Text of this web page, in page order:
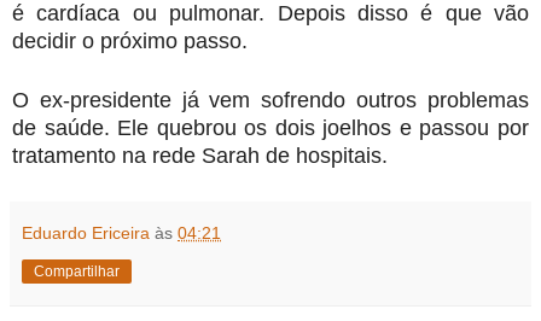
é cardíaca ou pulmonar. Depois disso é que vão
decidir o próximo passo.
O ex-presidente já vem sofrendo outros problemas
de saúde. Ele quebrou os dois joelhos e passou por
tratamento na rede Sarah de hospitais.
Eduardo Ericeira às 04:21
Compartilhar